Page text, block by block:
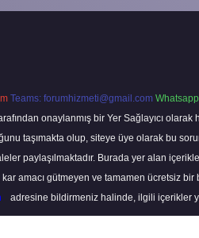
Teams: forumhizmeti@gmail.com
onaylanmış bir Yer Sağlayıcı
taşımakta olup, siteye üye olarak bu
paylaşılmaktadır. Burada yer alan
amacı gütmeyen ve tamamen ücretsiz
adresine bildirmeniz halinde, ilgili içerikler